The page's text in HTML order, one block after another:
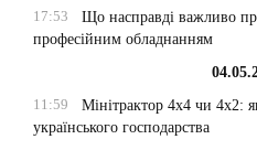
17:53
Що насправді важливо
професійним обладнанням
11:59
Мінітрактор 4х4 чи 4х2:
українського господарства